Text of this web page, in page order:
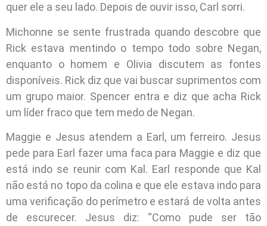
quer ele a seu lado. Depois de ouvir isso, Carl sorri.
Michonne se sente frustrada quando descobre que
Rick estava mentindo o tempo todo sobre Negan,
enquanto o homem e Olivia discutem as fontes
disponíveis. Rick diz que vai buscar suprimentos com
um grupo maior. Spencer entra e diz que acha Rick
um líder fraco que tem medo de Negan.
Maggie e Jesus atendem a Earl, um ferreiro. Jesus
pede para Earl fazer uma faca para Maggie e diz que
está indo se reunir com Kal. Earl responde que Kal
não está no topo da colina e que ele estava indo para
uma verificação do perímetro e estará de volta antes
de escurecer. Jesus diz: “Como pude ser tão